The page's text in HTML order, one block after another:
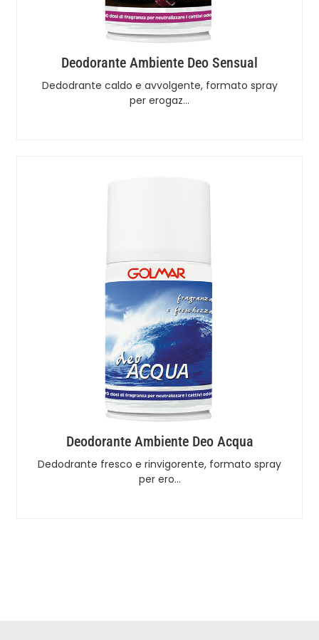
Deodorante Ambiente Deo Sensual
Dedodrante caldo e avvolgente, formato spray
per erogaz…
Deodorante Ambiente Deo Acqua
Dedodrante fresco e rinvigorente, formato spray
per ero…